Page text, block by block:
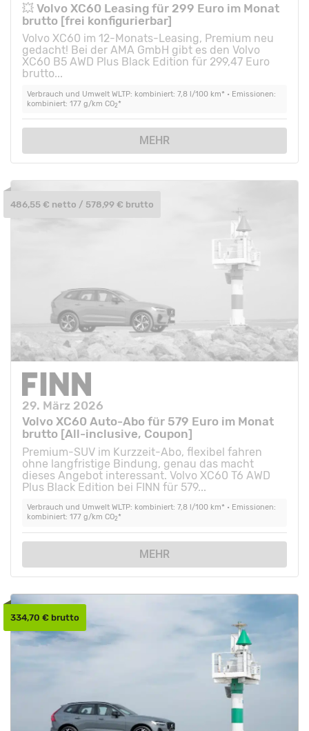
💥 Volvo XC60 Leasing für 299 Euro im Monat
brutto [frei konfigurierbar]
Volvo XC60 im 12-Monats-Leasing, Premium neu
gedacht! Bei der AMA GmbH gibt es den Volvo
XC60 B5 AWD Plus Black Edition für 299,47 Euro
brutto...
Verbrauch und Umwelt WLTP: kombiniert: 7,8 l/100 km* • Emissionen:
kombiniert: 177 g/km CO2*
MEHR
29. März 2026
Volvo XC60 Auto-Abo für 579 Euro im Monat
brutto [All-inclusive, Coupon]
Premium-SUV im Kurzzeit-Abo, flexibel fahren
ohne langfristige Bindung, genau das macht
dieses Angebot interessant. Volvo XC60 T6 AWD
Plus Black Edition bei FINN für 579...
Verbrauch und Umwelt WLTP: kombiniert: 7,8 l/100 km* • Emissionen:
kombiniert: 177 g/km CO2*
MEHR
486,55 € netto / 578,99 € brutto
334,70 € brutto